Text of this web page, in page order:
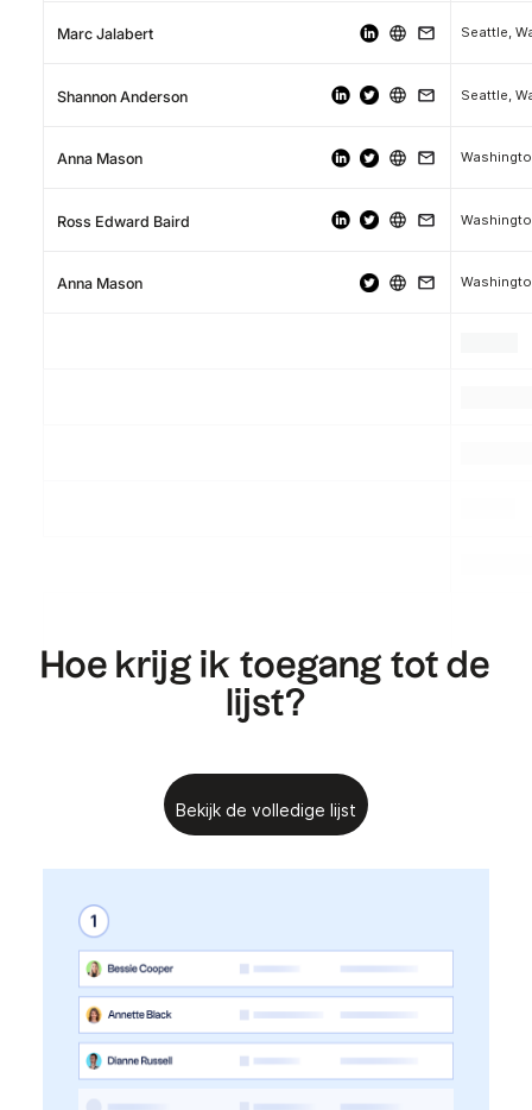
Marc Jalabert Seattle,
Shannon Anderson Seattle,
Anna Mason
Ross Edward Baird
Anna Mason
Hoe krijg ik toegang tot de
lijst?
Bekijk de volledige lijst